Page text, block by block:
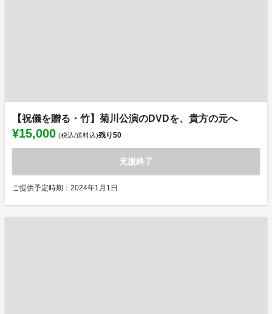
【祝儀を贈る・竹】菊川公演のDVDを、貴方の元へ
¥15,000 (税込/送料込)残り50
支援終了
ご提供予定時期：2024年1月1日